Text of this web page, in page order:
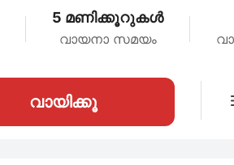
5 മണിക്കൂറുകൾ
വായനാ സമയം
വായിക്കൂ